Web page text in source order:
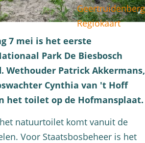
Geertruidenberg
Regiokaart
7 mei is het eerste
Park De Biesbosch
Wethouder Patrick Akkermans,
Cynthia van 't Hoff
het toilet op de Hofmansplaat.
natuurtoilet komt vanuit de
Voor Staatsbosbeheer is het